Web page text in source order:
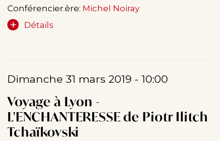
Conférencier.ère: Michel Noiray
Détails
Dimanche 31 mars 2019 - 10:00
Voyage à Lyon -
L'ENCHANTERESSE de Piotr Ilitch
Tchaïkovski